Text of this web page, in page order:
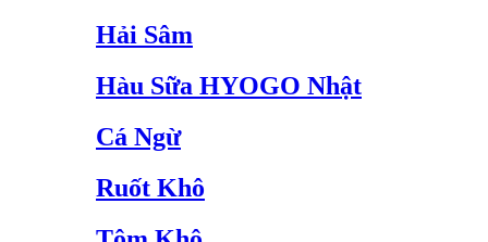
Hải Sâm
Hàu Sữa HYOGO Nhật
Cá Ngừ
Ruốt Khô